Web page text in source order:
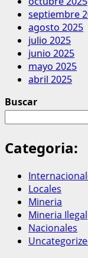
septiembre
agosto 2025
julio 2025
junio 2025
mayo 2025
abril 2025
Buscar
Categoria:
Locales
Mineria
Mineria Ilegal
Nacionales